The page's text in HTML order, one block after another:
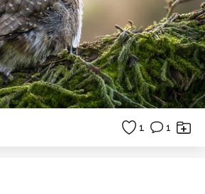
1 1